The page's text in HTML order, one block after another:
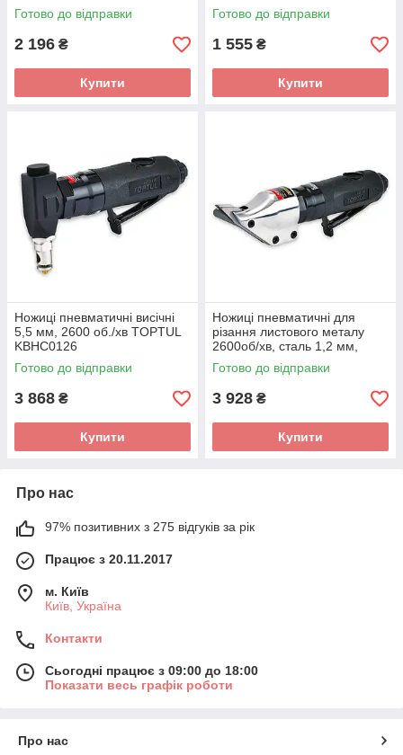
Готово до відправки
2 196 ₴
Купити
Готово до відправки
1 555 ₴
Купити
Ножиці пневматичні висічні
5,5 мм, 2600 об./хв TOPTUL
KBHC0126
Готово до відправки
3 868 ₴
Купити
Ножиці пневматичні для
різання листового металу
2600об/хв, сталь 1,2 мм,
алюміній 1,6 мм TOPTUL
KBHD0126
Готово до відправки
3 928 ₴
Купити
Про нас
97% позитивних з 275 відгуків за рік
Працює з 20.11.2017
м. Київ
Київ, Україна
Контакти
Сьогодні працює з 09:00 до 18:00
Показати весь графік роботи
Про нас